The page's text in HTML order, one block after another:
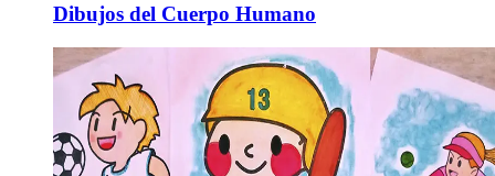
Dibujos del Cuerpo Humano